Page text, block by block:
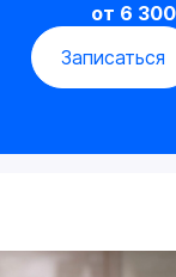
от 6
Записаться